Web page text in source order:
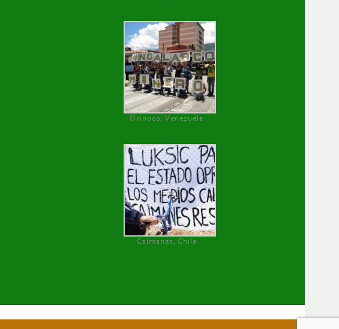
Orinoco, Venezuela
Caimanes, Chile